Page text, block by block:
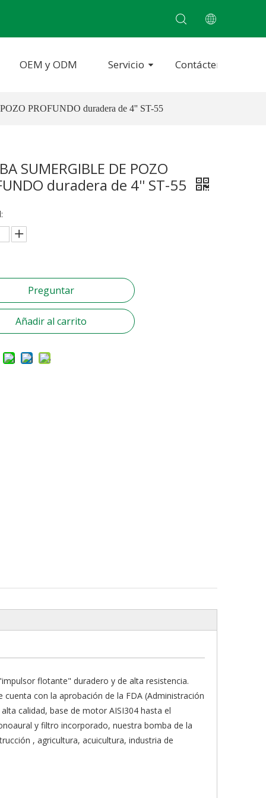
OEM y ODM Servicio Contáctenos
PROFUNDO duradera de 4'' ST-55
SUMERGIBLE DE POZO
duradera de 4'' ST-55
Preguntar
Añadir al carrito
flotante" duradero y de alta resistencia.
con la aprobación de la FDA (Administración
calidad, base de motor AISI304 hasta el
y filtro incorporado, nuestra bomba de la
, agricultura, acuicultura, industria de